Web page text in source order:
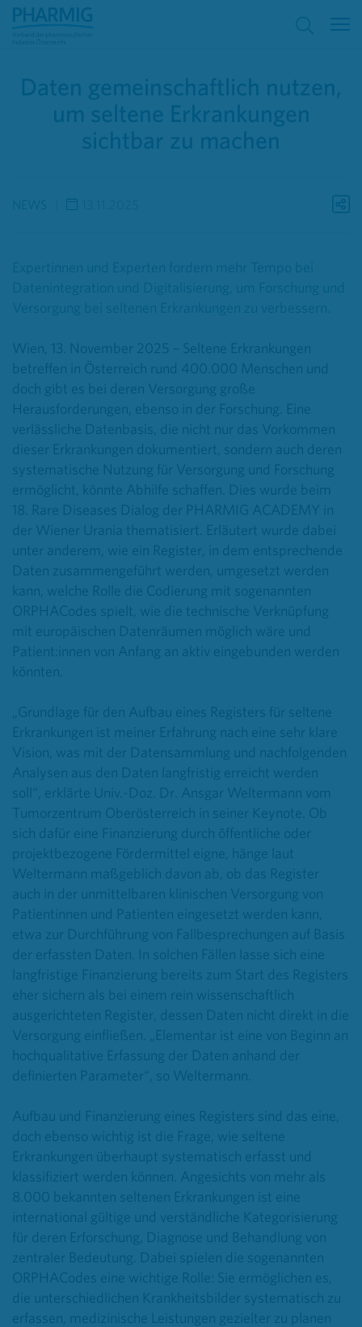
Daten gemeinschaftlich nutzen,
um seltene Erkrankungen
sichtbar zu machen
NEWS
Expertinnen und Experten fordern mehr Tempo bei
Datenintegration und Digitalisierung, um Forschung und
Versorgung bei seltenen Erkrankungen zu verbessern.
Wien, 13. November 2025 – Seltene Erkrankungen
betreffen in Österreich rund 400.000 Menschen und
doch gibt es bei deren Versorgung große
Herausforderungen, ebenso in der Forschung. Eine
verlässliche Datenbasis, die nicht nur das Vorkommen
dieser Erkrankungen dokumentiert, sondern auch deren
systematische Nutzung für Versorgung und Forschung
ermöglicht, könnte Abhilfe schaffen. Dies wurde beim
18. Rare Diseases Dialog der PHARMIG ACADEMY in
der Wiener Urania thematisiert. Erläutert wurde dabei
unter anderem, wie ein Register, in dem entsprechende
Daten zusammengeführt werden, umgesetzt werden
kann, welche Rolle die Codierung mit sogenannten
ORPHACodes spielt, wie die technische Verknüpfung
mit europäischen Datenräumen möglich wäre und
Patient:innen von Anfang an aktiv eingebunden werden
könnten.
„Grundlage für den Aufbau eines Registers für seltene
Erkrankungen ist meiner Erfahrung nach eine sehr klare
Vision, was mit der Datensammlung und nachfolgenden
Analysen aus den Daten langfristig erreicht werden
soll“, erklärte Univ.-Doz. Dr. Ansgar Weltermann vom
Tumorzentrum Oberösterreich in seiner Keynote. Ob
sich dafür eine Finanzierung durch öffentliche oder
projektbezogene Fördermittel eigne, hänge laut
Weltermann maßgeblich davon ab, ob das Register
auch in der unmittelbaren klinischen Versorgung von
Patientinnen und Patienten eingesetzt werden kann,
etwa zur Durchführung von Fallbesprechungen auf Basis
der erfassten Daten. In solchen Fällen lasse sich eine
langfristige Finanzierung bereits zum Start des Registers
eher sichern als bei einem rein wissenschaftlich
ausgerichteten Register, dessen Daten nicht direkt in die
Versorgung einfließen.
„Elementar ist eine von Beginn an
hochqualitative Erfassung der Daten anhand der
definierten Parameter“, so Weltermann.
Aufbau und Finanzierung eines Registers sind das eine,
doch ebenso wichtig ist die Frage, wie seltene
Erkrankungen überhaupt systematisch erfasst und
klassifiziert werden können. Angesichts von mehr als
8.000 bekannten seltenen Erkrankungen ist eine
international gültige und verständliche Kategorisierung
für deren Erforschung, Diagnose und Behandlung von
zentraler Bedeutung. Dabei spielen die sogenannten
ORPHACodes eine wichtige Rolle: Sie ermöglichen es,
die unterschiedlichen Krankheitsbilder systematisch zu
erfassen, medizinische Leistungen gezielter zu planen